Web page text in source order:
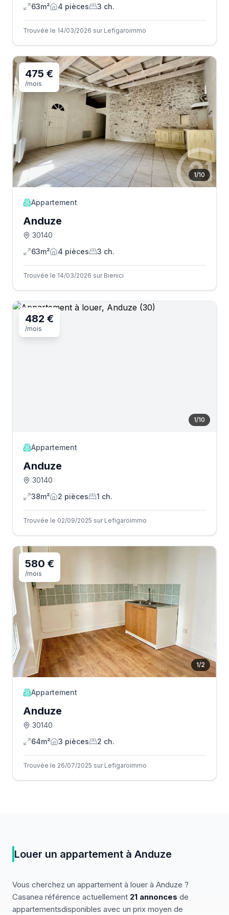
63m² 4 pièces 3 ch.
Trouvée le 14/03/2026 sur Lefigaroimmo
1/10
475 €
/mois
Appartement
Anduze
30140
63m²
4 pièces 3 ch.
Trouvée le 14/03/2026 sur Bienici
1/10
482 €
/mois
Appartement
Anduze
30140
38m²
2 pièces 1 ch.
Trouvée le 02/09/2025 sur Lefigaroimmo
1/2
580 €
/mois
Appartement
Anduze
30140
64m²
3 pièces 2 ch.
Trouvée le 26/07/2025 sur Lefigaroimmo
Louer un appartement à Anduze
Vous cherchez un appartement à louer à Anduze ?
Casanea référence actuellement 21 annonces de
appartementsdisponibles avec un prix moyen de